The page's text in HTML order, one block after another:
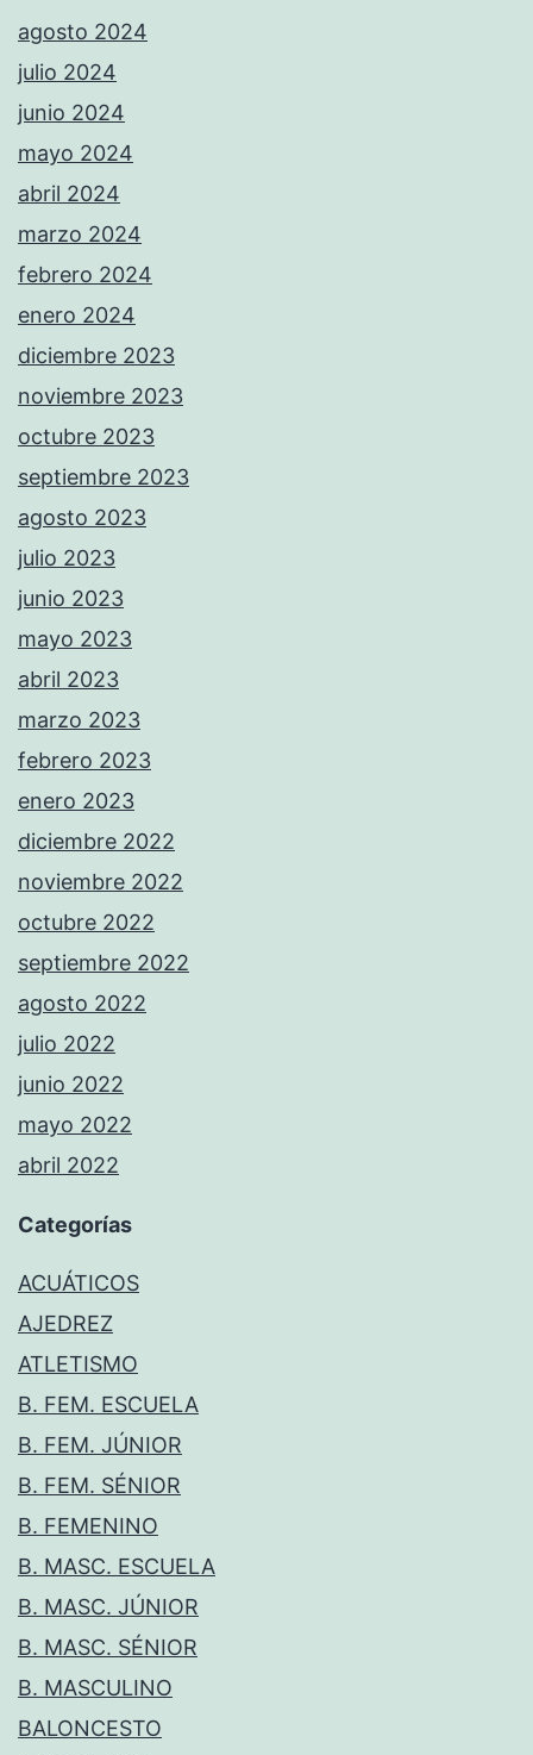
agosto 2024
julio 2024
junio 2024
mayo 2024
abril 2024
marzo 2024
febrero 2024
enero 2024
diciembre 2023
noviembre 2023
octubre 2023
septiembre 2023
agosto 2023
julio 2023
junio 2023
mayo 2023
abril 2023
marzo 2023
febrero 2023
enero 2023
diciembre 2022
noviembre 2022
octubre 2022
septiembre 2022
agosto 2022
julio 2022
junio 2022
mayo 2022
abril 2022
Categorías
ACUÁTICOS
AJEDREZ
ATLETISMO
B. FEM. ESCUELA
B. FEM. JÚNIOR
B. FEM. SÉNIOR
B. FEMENINO
B. MASC. ESCUELA
B. MASC. JÚNIOR
B. MASC. SÉNIOR
B. MASCULINO
BALONCESTO